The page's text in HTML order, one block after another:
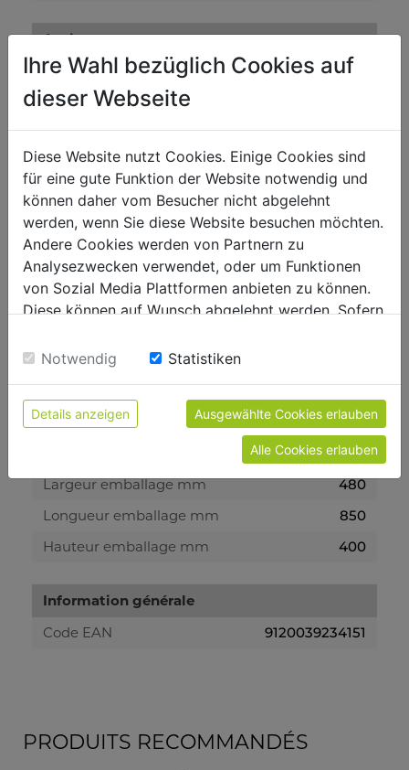
Aspirateurs
Capacité aspiration m³/h
1150
Cap. sacs inferieurs L
Dépression Pa
1160
Puissance
2400 W
Niveau puissance sonore- vibreur
Niveau de puissance sonore en dB
Niveau de pression acoustique en dB
90
Poids brut kg
Poids net kg
19.50
Largeur emballage mm
480
Longueur emballage mm
850
Hauteur emballage mm
400
Information générale
Code EAN
9120039234151
PRODUITS RECOMMANDÉS
Ihre Wahl bezüglich Cookies auf
dieser Webseite
Diese Website nutzt Cookies. Einige Cookies sind
für eine gute Funktion der Website notwendig und
können daher vom Besucher nicht abgelehnt
werden, wenn Sie diese Website besuchen möchten.
Andere Cookies werden von Partnern zu
Analysezwecken verwendet, oder um Funktionen
von Sozial Media Plattformen anbieten zu können.
Diese können auf Wunsch abgelehnt werden. Sofern
Einwilligung zu unseren Cookies.
Notwendig Statistiken
Details anzeigen Ausgewählte Cookies erlauben
Alle Cookies erlauben